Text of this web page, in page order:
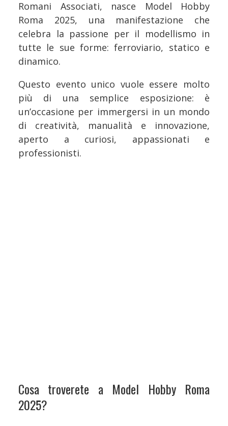
Romani Associati, nasce Model Hobby
Roma 2025, una manifestazione che
celebra la passione per il modellismo in
tutte le sue forme: ferroviario, statico e
dinamico.
Questo evento unico vuole essere molto
più di una semplice esposizione: è
un’occasione per immergersi in un mondo
di creatività, manualità e innovazione,
aperto a curiosi, appassionati e
professionisti.
Cosa troverete a Model Hobby Roma
2025?